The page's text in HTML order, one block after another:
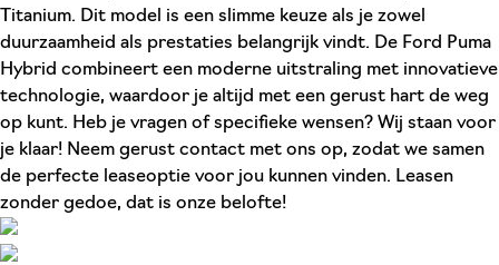
Titanium. Dit model is een slimme keuze als je zowel
duurzaamheid als prestaties belangrijk vindt. De Ford Puma
Hybrid combineert een moderne uitstraling met innovatieve
technologie, waardoor je altijd met een gerust hart de weg
op kunt. Heb je vragen of specifieke wensen? Wij staan voor
je klaar! Neem gerust contact met ons op, zodat we samen
de perfecte leaseoptie voor jou kunnen vinden. Leasen
zonder gedoe, dat is onze belofte!